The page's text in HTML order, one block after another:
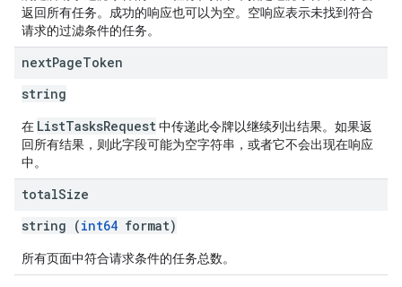
返回所有任务。成功的响应也可以为空。空响应表示未找到符合
请求的过滤条件的任务。
nextPageToken
string
在 ListTasksRequest中传递此令牌以继续列出结果。如果返
回所有结果，则此字段可能为空字符串，或者它不会出现在响应
中。
totalSize
string (int64 format)
所有页面中符合请求条件的任务总数。